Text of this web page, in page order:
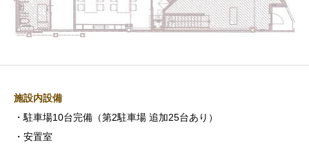
施設内設備
・駐車場10台完備（第2駐車場 追加25台あり）
・安置室